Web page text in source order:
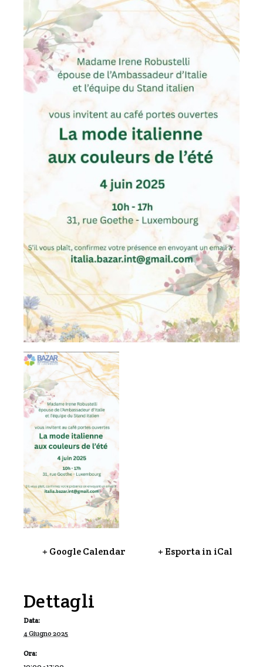
+ Google Calendar + Esporta in iCal
Dettagli
Data:
4 Giugno 2025
Ora: